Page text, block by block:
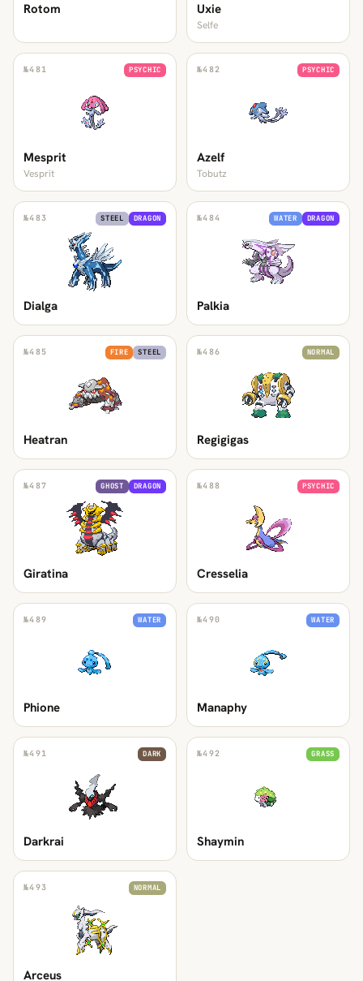
Rotom Uxie
Selfe
№481 PSYCHIC
Mesprit
Vesprit
№482 PSYCHIC
Azelf
Tobutz
№483 STEEL DRAGON
Dialga
№484 WATER DRAGON
Palkia
№485 FIRE STEEL
Heatran
№486 NORMAL
Regigigas
№487 GHOST DRAGON
Giratina
№488 PSYCHIC
Cresselia
№489 WATER
Phione
№490 WATER
Manaphy
№491 DARK
Darkrai
№492 GRASS
Shaymin
№493 NORMAL
Arceus